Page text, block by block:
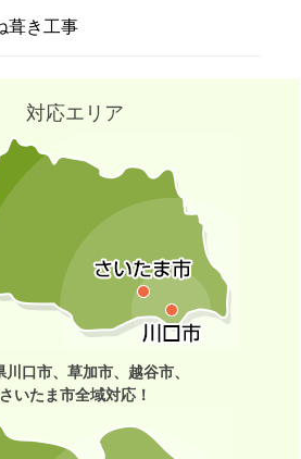
葺き工事
対応エリア
川口市、草加市、越谷市、
さいたま市全域対応！